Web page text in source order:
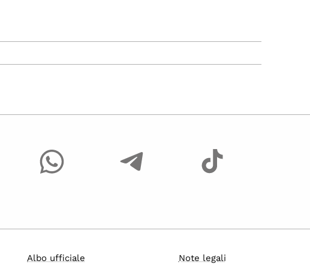
Albo ufficiale
Note legali